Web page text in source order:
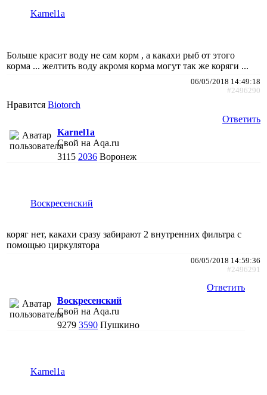
Karnel1a
Больше красит воду не сам корм , а какахи рыб от этого
корма ... желтить воду акромя корма могут так же коряги ...
06/05/2018 14:49:18
#2496290
Нравится Biotorch
Ответить
Karnel1a
Свой на Aqa.ru
3115 2036 Воронеж
Воскресенский
коряг нет, какахи сразу забирают 2 внутренних фильтра с
помощью циркулятора
06/05/2018 14:59:36
#2496291
Ответить
Воскресенский
Свой на Aqa.ru
9279 3590 Пушкино
Karnel1a